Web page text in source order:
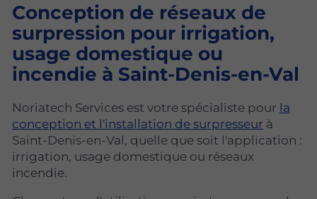
Conception de réseaux de
surpression pour irrigation,
usage domestique ou
incendie à Saint-Denis-en-Val
Noriatech Services est votre spécialiste pour la
conception et l'installation de surpresseur à
Saint-Denis-en-Val, quelle que soit l'application :
irrigation, usage domestique ou réseaux
incendie.